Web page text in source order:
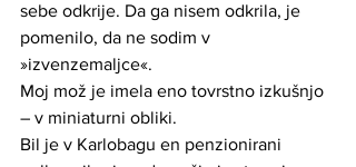
sebe odkrije. Da ga nisem odkrila, je
pomenilo, da ne sodim v
»izvenzemaljce«.
Moj mož je imela eno tovrstno izkušnjo
– v miniaturni obliki.
Bil je v Karlobagu en penzionirani